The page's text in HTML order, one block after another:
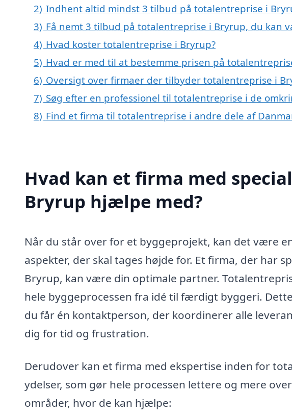
2) Indhent altid mindst 3 tilbud på totalentreprise i
3) Få nemt 3 tilbud på totalentreprise i Bryrup, du kan
4) Hvad koster totalentreprise i Bryrup?
5) Hvad er med til at bestemme prisen på
6) Oversigt over firmaer der tilbyder totalentreprise i
7) Søg efter en professionel til totalentreprise i de
8) Find et firma til totalentreprise i andre dele af
Hvad kan et firma med
Bryrup hjælpe med?
Når du står over for et byggeprojekt, kan det være
aspekter, der skal tages højde for. Et firma, der har
Bryrup, kan være din optimale partner.
hele byggeprocessen fra idé til færdigt byggeri.
du får én kontaktperson, der koordinerer alle
dig for tid og frustration.
Derudover kan et firma med ekspertise inden for
ydelser, som gør hele processen lettere og mere
områder, hvor de kan hjælpe: